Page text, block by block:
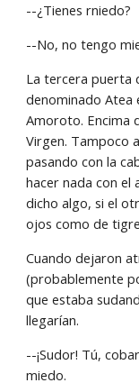
--¿Tienes rniedo?
--No, no tengo
La tercera puerta
denominado Atea
Amoroto. Encima
Virgen. Tampoco
pasando con la
hacer nada con el
dicho algo, si el
ojos como de
Cuando dejaron
(probablemente
que estaba
llegarían.
--¡Sudor! Tú,
miedo.